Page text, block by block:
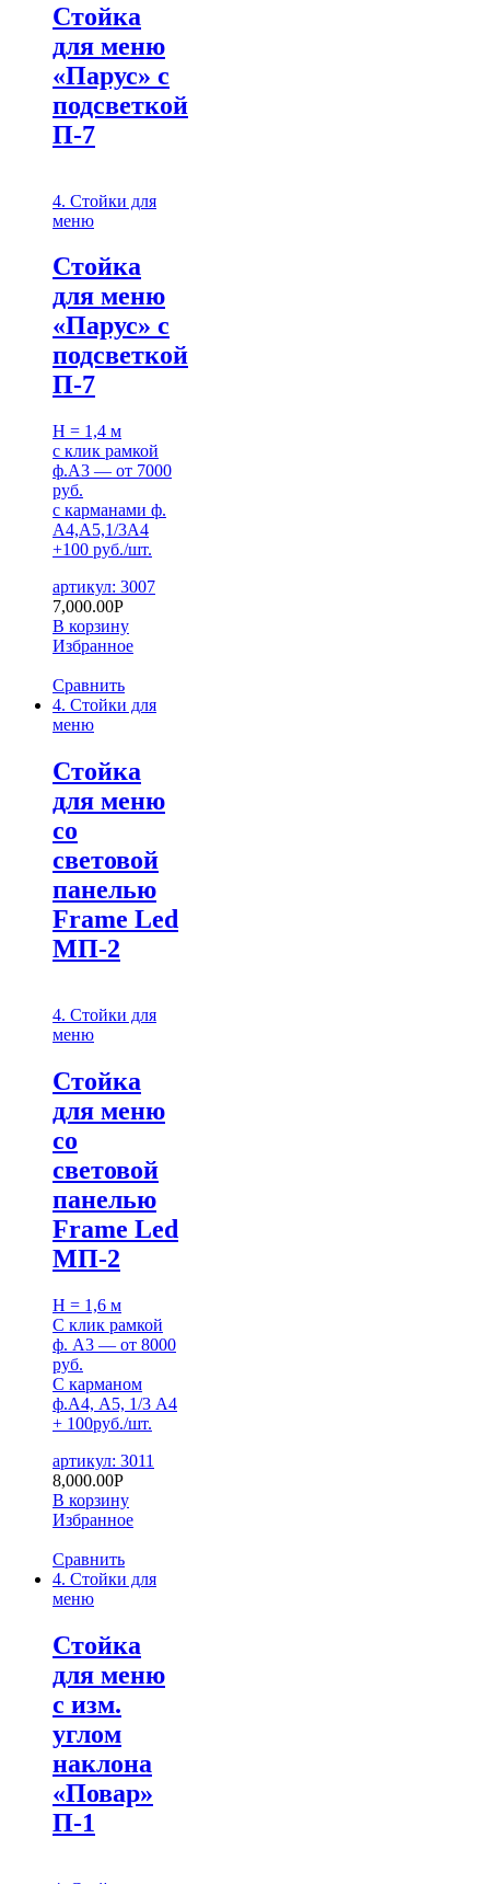
Стойка
для меню
«Парус» с
подсветкой
П-7
4. Стойки для
меню
Стойка
для меню
«Парус» с
подсветкой
П-7
H = 1,4 м
с клик рамкой
ф.А3 — от 7000
руб.
с карманами ф.
А4,А5,1/3А4
+100 руб./шт.
артикул: 3007
7,000.00Р
В корзину
Избранное
Сравнить
4. Стойки для
меню
Стойка
для меню
со
световой
панелью
Frame Led
МП-2
4. Стойки для
меню
Стойка
для меню
со
световой
панелью
Frame Led
МП-2
H = 1,6 м
С клик рамкой
ф. A3 — от 8000
руб.
С карманом
ф.А4, А5, 1/3 А4
+ 100руб./шт.
артикул: 3011
8,000.00Р
В корзину
Избранное
Сравнить
4. Стойки для
меню
Cтойка
для меню
с изм.
углом
наклона
«Повар»
П-1